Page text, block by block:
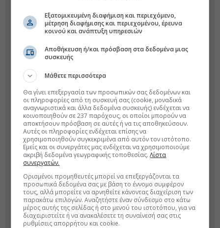
Εξατομικευμένη διαφήμιση και περιεχόμενο,
μέτρηση διαφήμισης και περιεχομένου, έρευνα
κοινού και ανάπτυξη υπηρεσιών
Αποθήκευση ή/και πρόσβαση στα δεδομένα μιας
συσκευής
Μάθετε περισσότερα
Θα γίνει επεξεργασία των προσωπικών σας δεδομένων και
οι πληροφορίες από τη συσκευή σας (cookie, μοναδικά
αναγνωριστικά και άλλα δεδομένα συσκευής) ενδέχεται να
κοινοποιηθούν σε 237 παρόχους, οι οποίοι μπορούν να
αποκτήσουν πρόσβαση σε αυτές ή να τις αποθηκεύσουν.
Αυτές οι πληροφορίες ενδέχεται επίσης να
χρησιμοποιηθούν συγκεκριμένα από αυτόν τον ιστότοπο.
Εμείς και οι συνεργάτες μας ενδέχεται να χρησιμοποιούμε
ακριβή δεδομένα γεωγραφικής τοποθεσίας.Λίστα
συνεργατών.
Ορισμένοι προμηθευτές μπορεί να επεξεργάζονται τα
προσωπικά δεδομένα σας με βάση το έννομο συμφέρον
τους, αλλά μπορείτε να αρνηθείτε κάνοντας διαχείριση των
παρακάτω επιλογών. Αναζητήστε έναν σύνδεσμο στο κάτω
μέρος αυτής της σελίδας ή στο μενού του ιστοτόπου, για να
διαχειριστείτε ή να ανακαλέσετε τη συναίνεσή σας στις
ρυθμίσεις απορρήτου και cookie.